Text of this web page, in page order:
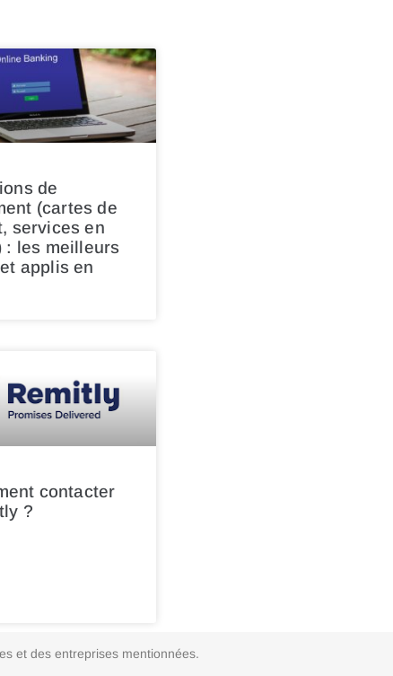
de
(cartes de
services en
: les meilleurs
applis en
contacter
?
et des entreprises mentionnées.